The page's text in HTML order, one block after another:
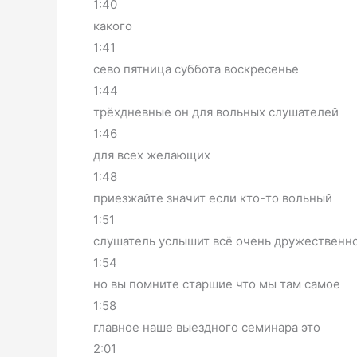
1:40
какого
1:41
сево пятница суббота воскресенье
1:44
трёхдневные он для вольных слушателей
1:46
для всех желающих
1:48
приезжайте значит если кто-то вольный
1:51
слушатель услышит всё очень
1:54
но вы помните старшие что мы там самое
1:58
главное наше выездного семинара это
2:01